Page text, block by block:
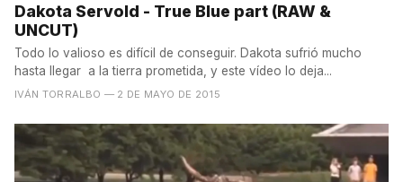
Dakota Servold - True Blue part (RAW &
UNCUT)
Todo lo valioso es difícil de conseguir. Dakota sufrió mucho
hasta llegar a la tierra prometida, y este vídeo lo deja...
IVÁN TORRALBO — 2 DE MAYO DE 2015